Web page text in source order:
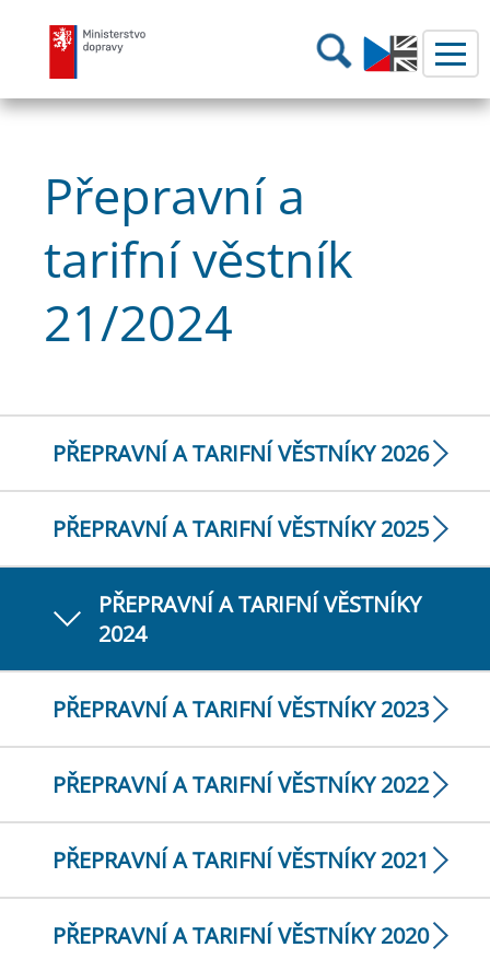
Ministerstvo dopravy Hledání
Přepravní a
tarifní věstník
21/2024
PŘEPRAVNÍ A TARIFNÍ VĚSTNÍKY 2026
PŘEPRAVNÍ A TARIFNÍ VĚSTNÍKY 2025
PŘEPRAVNÍ A TARIFNÍ VĚSTNÍKY
2024
PŘEPRAVNÍ A TARIFNÍ VĚSTNÍKY 2023
PŘEPRAVNÍ A TARIFNÍ VĚSTNÍKY 2022
PŘEPRAVNÍ A TARIFNÍ VĚSTNÍKY 2021
PŘEPRAVNÍ A TARIFNÍ VĚSTNÍKY 2020